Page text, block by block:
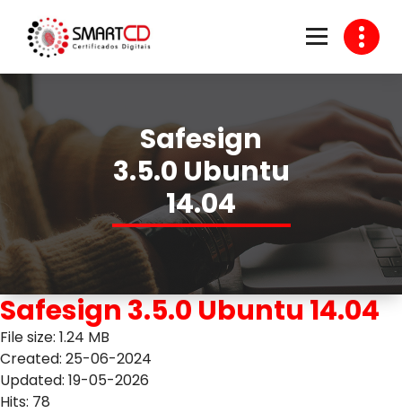
content
Safesign
3.5.0 Ubuntu
14.04
Safesign 3.5.0 Ubuntu 14.04
File size: 1.24 MB
Created: 25-06-2024
Updated: 19-05-2026
Hits: 78